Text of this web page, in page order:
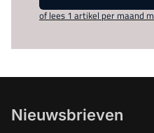
of lees 1 artikel per maand
Nieuwsbrieven